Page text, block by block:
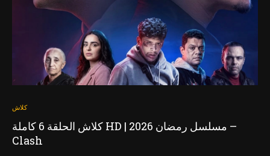
كلاش
كلاش الحلقة 6 كاملة HD | مسلسل رمضان 2026 –
Clash